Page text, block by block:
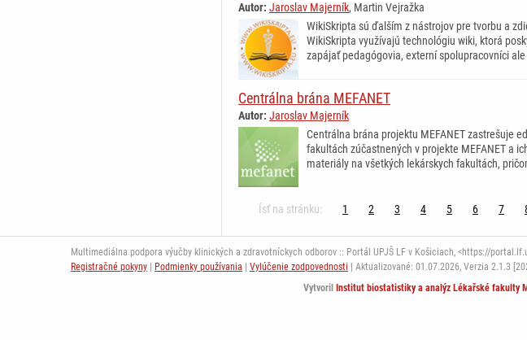
Autor: Jaroslav Majerník, Martin Vejražka
WikiSkripta sú ďalším z nástrojov pre tvorbu a
WikiSkripta využívajú technológiu wiki, ktorá
zapájať pedagógovia, externí spolupracovníci
Centrálna brána MEFANET
Autor: Jaroslav Majerník
Centrálna brána projektu MEFANET zastrešuje
fakultách zúčastnených v projekte MEFANET a
materiály na všetkých lekárskych fakultách,
Ísť na stránku: 1 2 3 4 5 6 7
Multimediálna podpora výučby klinických a zdravotníckych odborov :: Portál UPJŠ LF v Košiciach, <https://
Registračné pokyny
Podmienky používania Vylúčenie zodpovednosti | Aktualizované: 01.07.2026, Verzia 2.1.3
Vytvoril
Institut biostatistiky a analýz Lékařské fakulty